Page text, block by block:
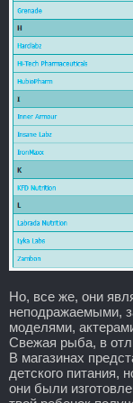
Но, все же, они
неподражаемыми,
моделями,
Свежая рыба, в
В магазинах
детского питания,
они были